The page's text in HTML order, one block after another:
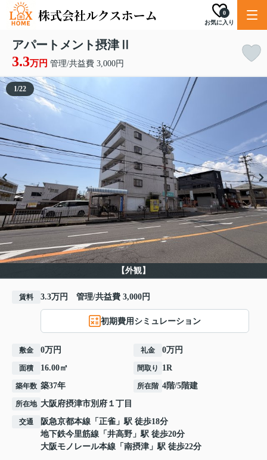
お気に入り
0
アパートメント摂津Ⅱ
3.3万円 管理/共益費 3,000円
【外観】
1/22
賃料 3.3万円 管理/共益費 3,000円
初期費用シミュレーション
敷金 0万円 礼金 0万円
面積 16.00㎡ 間取り 1R
築年数 築37年 所在階 4階/5階建
所在地 大阪府摂津市別府 １丁目
交通 阪急京都本線 「 正雀 」駅 徒歩18分
地下鉄今里筋線 「 井高野 」駅 徒歩20分
大阪モノレール本線 「 南摂津 」駅 徒歩22分